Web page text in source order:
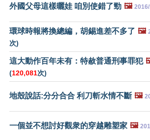
外國父母這樣曬娃 咱別使錯了勁 🖼️
環球時報將換總編，胡錫進差不多了 🖼️
次)
這大動作百年未有：特赦普通刑事罪犯
(120,081次)
地殼說話:分分合合 利刀斬水情不斷 🖼️
一個並不想討好觀衆的穿越雕塑家 🖼️